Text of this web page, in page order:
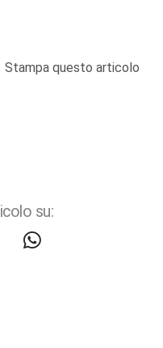
Stampa questo articolo
su: